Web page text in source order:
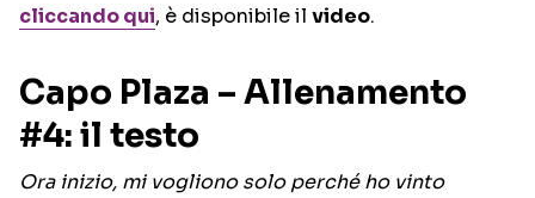
cliccando qui, è disponibile il video.
Capo Plaza – Allenamento
#4: il testo
Ora inizio, mi vogliono solo perché ho vinto